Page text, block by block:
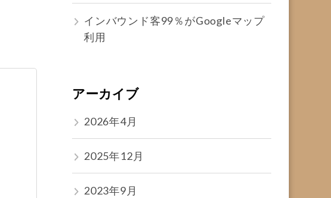
インバウンド客99％がGoogleマップ
利用
アーカイブ
2026年4月
2025年12月
2023年9月